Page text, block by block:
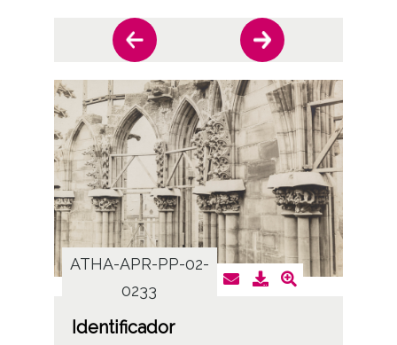
ATHA-APR-PP-02-
0233
Identificador